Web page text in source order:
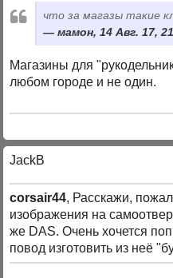
что за магазы такие
мамон, 14 Авг. 17,
Магазины для
любом городе и не один.
JackB
corsair44, Расскажи,
изображения на
же DAS. Очень хочется
повод изготовить из неё